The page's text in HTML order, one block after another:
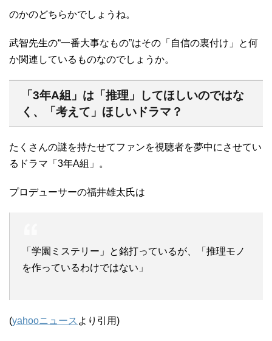
のかのどちらかでしょうね。
武智先生の“一番大事なもの”はその「自信の裏付け」と何
か関連しているものなのでしょうか。
「3年A組」は「推理」してほしいのではな
く、「考えて」ほしいドラマ？
たくさんの謎を持たせてファンを視聴者を夢中にさせてい
るドラマ「3年A組」。
プロデューサーの福井雄太氏は
「学園ミステリー」と銘打っているが、「推理モノ
を作っているわけではない」
(yahooニュース より引用)